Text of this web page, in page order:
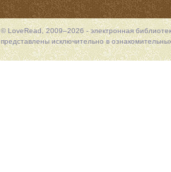
© LoveRead, 2009–2026 - электронная
представлены исключительно в